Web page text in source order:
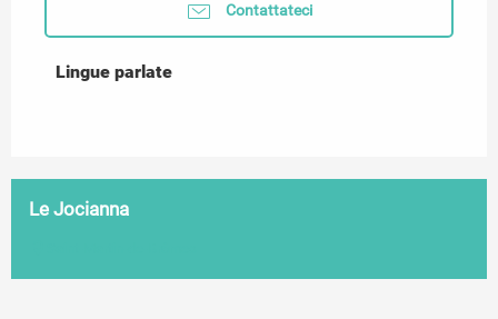
Contattateci
Lingue parlate
Lingue parlate
Le Jocianna